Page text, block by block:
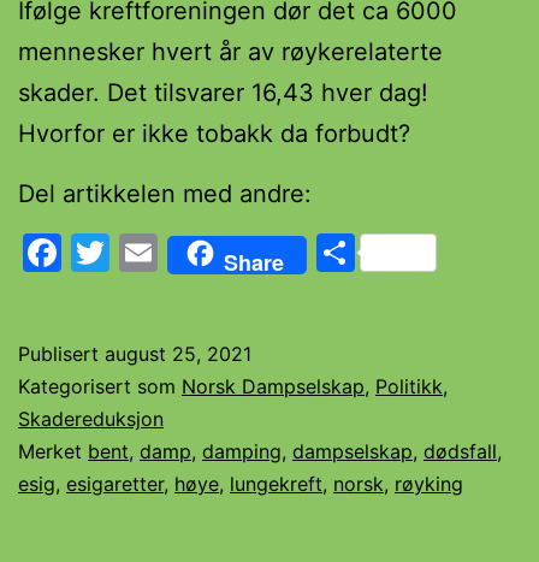
Ifølge kreftforeningen dør det ca 6000
mennesker hvert år av røykerelaterte
skader. Det tilsvarer 16,43 hver dag!
Hvorfor er ikke tobakk da forbudt?
Del artikkelen med andre:
Facebook
Twitter
EmailShare Share
Publisert august 25, 2021
Kategorisert som Norsk Dampselskap, Politikk,
Skadereduksjon
Merket bent, damp, damping, dampselskap, dødsfall,
esig, esigaretter, høye, lungekreft, norsk, røyking